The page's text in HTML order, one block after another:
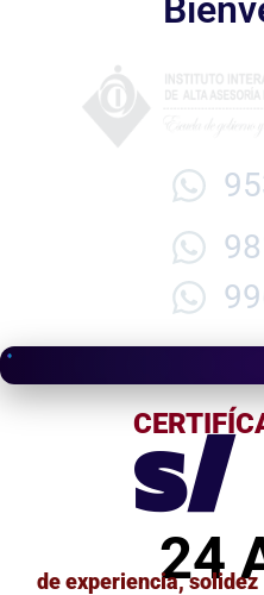
s/
24
de experiencia,